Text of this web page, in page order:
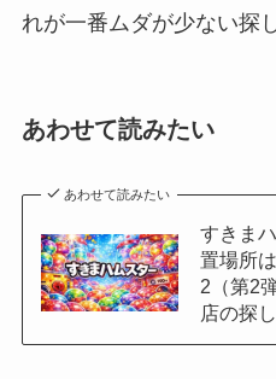
れが一番ムダが少ない探
あわせて読みたい
あわせて読みたい
すきま
置場所
2（第2
店の探